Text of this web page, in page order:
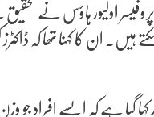
اولیور ہاؤس نے
ہیں۔ ان کا کہنا تھا کہ
کہا گیا ہے کہ ایسے افراد